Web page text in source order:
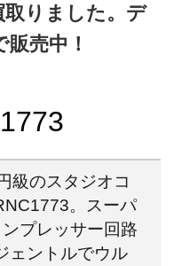
取りました。デ
売中！
級のスタジオコ
。スーパ
プレッサー回路
ェントルでウル